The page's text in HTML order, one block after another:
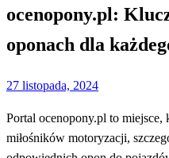
ocenopony.pl:
oponach dla
Opublikowane
27 listopada, 2024
Portal ocenopony.pl to miejsce,
miłośników motoryzacji,